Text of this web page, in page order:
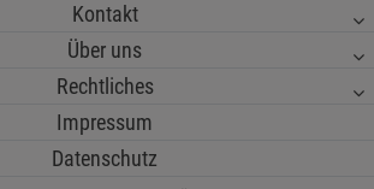
Kontakt
Über uns
Rechtliches
Impressum
Datenschutz